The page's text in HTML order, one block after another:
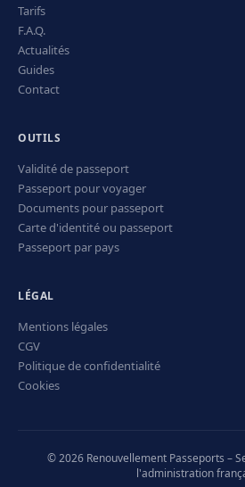
Tarifs
F.A.Q.
Actualités
Guides
Contact
OUTILS
Validité de passeport
Passeport pour voyager
Documents pour passeport
Carte d'identité ou passeport
Passeport par pays
LÉGAL
Mentions légales
CGV
Politique de confidentialité
Cookies
© 2026 Renouvellement Passeports –
l'administration